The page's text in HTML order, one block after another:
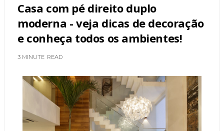
Casa com pé direito duplo
moderna - veja dicas de decoração
e conheça todos os ambientes!
3 MINUTE READ